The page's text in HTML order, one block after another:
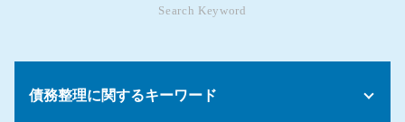
Search Keyword
債務整理に関するキーワード